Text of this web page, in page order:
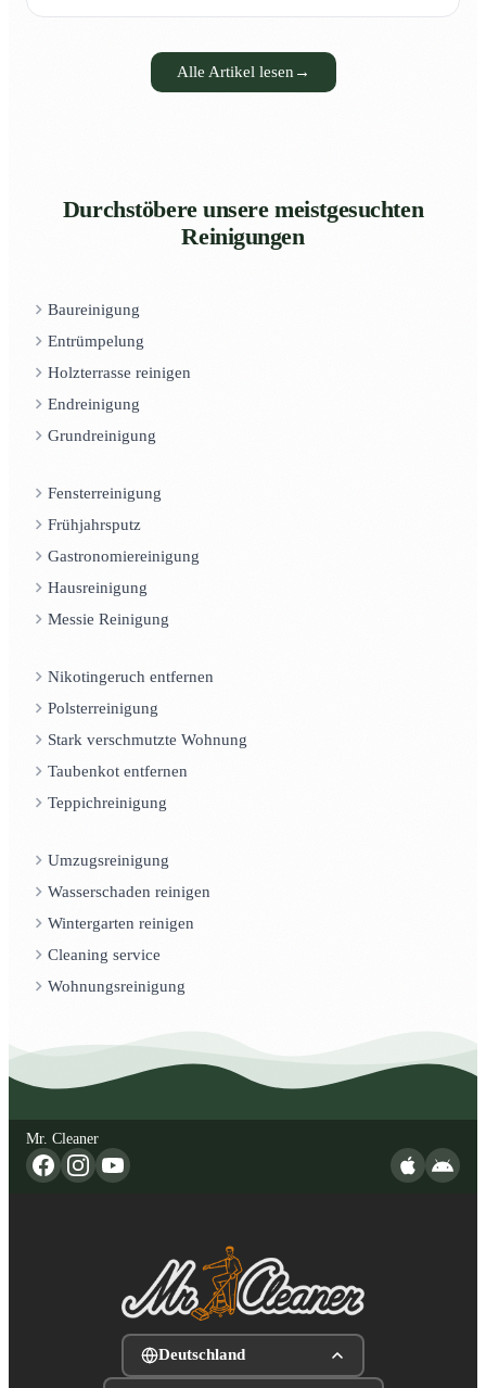
Alle Artikel lesen →
Durchstöbere unsere meistgesuchten
Reinigungen
Baureinigung
Entrümpelung
Holzterrasse reinigen
Endreinigung
Grundreinigung
Fensterreinigung
Frühjahrsputz
Gastronomiereinigung
Hausreinigung
Messie Reinigung
Nikotingeruch entfernen
Polsterreinigung
Stark verschmutzte Wohnung
Taubenkot entfernen
Teppichreinigung
Umzugsreinigung
Wasserschaden reinigen
Wintergarten reinigen
Cleaning service
Wohnungsreinigung
Mr. Cleaner
Deutschland